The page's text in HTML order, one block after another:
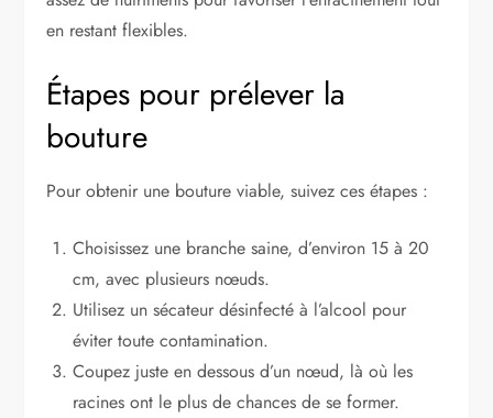
en restant flexibles.
Étapes pour prélever la
bouture
Pour obtenir une bouture viable, suivez ces étapes :
Choisissez une branche saine, d’environ 15 à 20
cm, avec plusieurs nœuds.
Utilisez un sécateur désinfecté à l’alcool pour
éviter toute contamination.
Coupez juste en dessous d’un nœud, là où les
racines ont le plus de chances de se former.